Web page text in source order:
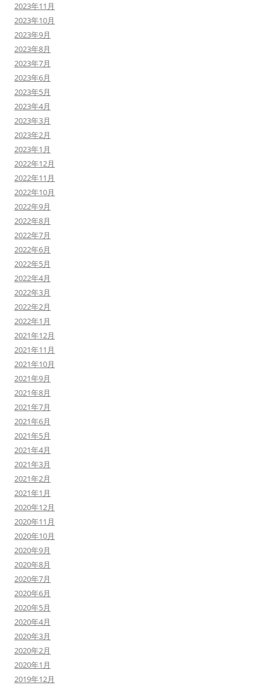
2023年11月
2023年10月
2023年9月
2023年8月
2023年7月
2023年6月
2023年5月
2023年4月
2023年3月
2023年2月
2023年1月
2022年12月
2022年11月
2022年10月
2022年9月
2022年8月
2022年7月
2022年6月
2022年5月
2022年4月
2022年3月
2022年2月
2022年1月
2021年12月
2021年11月
2021年10月
2021年9月
2021年8月
2021年7月
2021年6月
2021年5月
2021年4月
2021年3月
2021年2月
2021年1月
2020年12月
2020年11月
2020年10月
2020年9月
2020年8月
2020年7月
2020年6月
2020年5月
2020年4月
2020年3月
2020年2月
2020年1月
2019年12月